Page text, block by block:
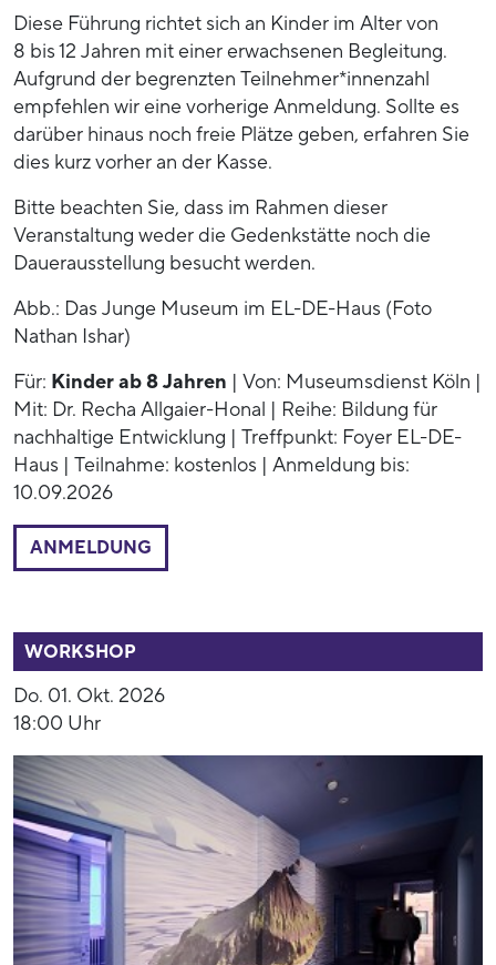
Diese Führung richtet sich an Kinder im Alter von
8 bis 12 Jahren mit einer erwachsenen Begleitung.
Aufgrund der begrenzten Teilnehmer*innenzahl
empfehlen wir eine vorherige Anmeldung. Sollte es
darüber hinaus noch freie Plätze geben, erfahren Sie
dies kurz vorher an der Kasse.
Bitte beachten Sie, dass im Rahmen dieser
Veranstaltung weder die Gedenkstätte noch die
Dauerausstellung besucht werden.
Abb.: Das Junge Museum im EL-DE-Haus (Foto
Nathan Ishar)
Für: Kinder ab 8 Jahren | Von: Museumsdienst Köln |
Mit: Dr. Recha Allgaier-Honal | Reihe: Bildung für
nachhaltige Entwicklung | Treffpunkt: Foyer EL-DE-
Haus | Teilnahme: kostenlos | Anmeldung bis:
10.09.2026
ANMELDUNG
WORKSHOP
Do. 01. Okt. 2026
18:00 Uhr